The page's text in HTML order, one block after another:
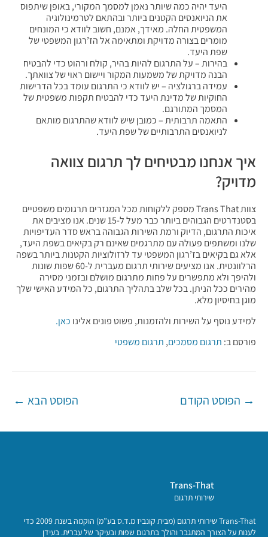
היעד יהיה כמה שיותר נאמן למסמך המקורי, באופן שיתפוס
את הניואנסים הקטנים ביותר ובהתאם לטרמינולוגיה
המשפטית החלה. מאידך, אמנם, חשוב לוודא כי המונחים
מומרים בצורה מדויקת ומתאימה אל הז’רגון המשפטי של
שפת היעד.
בהירות – על התרגום להיות בהיר, קולח ורהוט כדי להבטיח
הבנה מדויקת של משמעות המקור ויישום ראוי של צוואתך.
עמידה ברגולציה – יש לוודא כי התרגום עומד בכל הדרישות
החוקיות של מדינת היעד כדי להבטיח תקפות משפטית של
המסמך המתורגם.
התאמה תרבותית – כמובן שיש לוודא שהתרגום מותאם
לניואנסים התרבותיים של שפת היעד.
איך אנחנו מבטיחים לך תרגום צוואה
מדויק?
צוות Trans That מספק ללקוחות מכל המגזרים תרגומים משפטיים
בסטנדרטים הגבוהים ביותר כבר מעל ל-15 שנים. אנו מציבים את
איכות התרגום, הדיוק ורמת השירות הגבוהה בראש סדר העדיפויות
שלנו ומשתפים פעולה עם מתרגמים שאינם רק בקיאים בשפת היעד,
אלא גם בקיאים בז’רגון המשפטי עד לרזולוציות הקטנות ביותר בשפה
הרלוונטית. אנו מציעים שירותי תרגום מעברית ל-60 שפות שונות
ולהיפך ולא מתפשרים על פחות מתרגום מושלם ובזמני מסירה
מהירים ככל הניתן. בכל שלב בתהליך התרגום, כל המידע האישי שלך
מוגן בחיסיון מלא.
למידע נוסף על השירות ולהזמנות, פשוט פונים אלינו כאן.
פורסם ב: תרגום מסמכים, תרגום משפטי
navigation
→ הפוסט הקודם הפוסט הבא ←
Trans-That
שירותי תרגום
Trans-That שירותי תרגום (מבית קונביז מ.ד.ס בע”מ) הוקמה בשנת 2009 כדי
לענות על הצורך המתגבר והולך בתרגום שפות ובעיקר של עברית. בעידן